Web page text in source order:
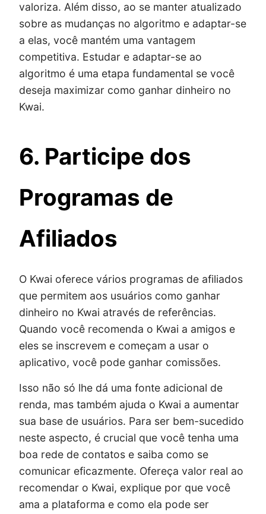
valoriza. Além disso, ao se manter atualizado
sobre as mudanças no algoritmo e adaptar-se
a elas, você mantém uma vantagem
competitiva. Estudar e adaptar-se ao
algoritmo é uma etapa fundamental se você
deseja maximizar como ganhar dinheiro no
Kwai.
6. Participe dos
Programas de
Afiliados
O Kwai oferece vários programas de afiliados
que permitem aos usuários como ganhar
dinheiro no Kwai através de referências.
Quando você recomenda o Kwai a amigos e
eles se inscrevem e começam a usar o
aplicativo, você pode ganhar comissões.
Isso não só lhe dá uma fonte adicional de
renda, mas também ajuda o Kwai a aumentar
sua base de usuários. Para ser bem-sucedido
neste aspecto, é crucial que você tenha uma
boa rede de contatos e saiba como se
comunicar eficazmente. Ofereça valor real ao
recomendar o Kwai, explique por que você
ama a plataforma e como ela pode ser